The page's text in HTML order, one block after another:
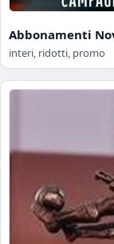
Abbonamenti
interi, ridotti, promo